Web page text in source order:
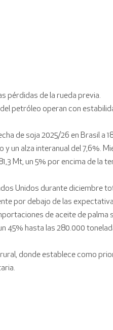
pérdidas de la rueda previa.
petróleo operan con
de soja 2025/26 en Brasil a
un alza interanual del 7,6%.
Mt, un 5% por encima de
Unidos durante diciembre
por debajo de las
de aceite de palma
45% hasta las 280.000
donde establece como